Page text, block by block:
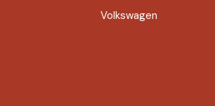
Volkswagen